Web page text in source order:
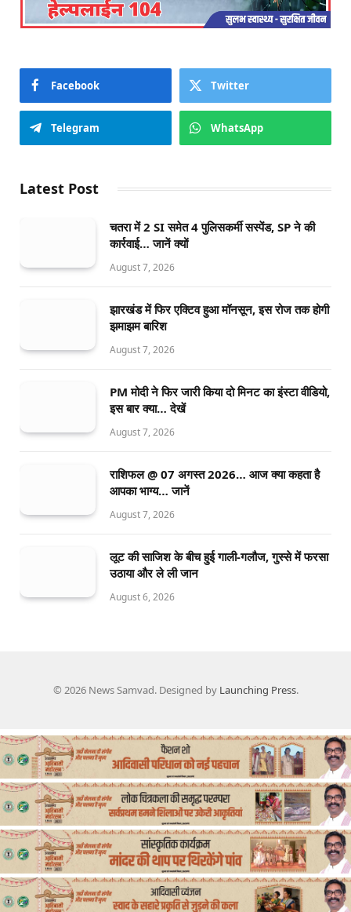
Facebook Twitter
Telegram WhatsApp
Latest Post
चतरा में 2 SI समेत 4 पुलिसकर्मी सस्पेंड, SP ने की
कार्रवाई… जानें क्यों
August 7, 2026
झारखंड में फिर एक्टिव हुआ मॉनसून, इस रोज तक होगी
झमाझम बारिश
August 7, 2026
PM मोदी ने फिर जारी किया दो मिनट का इंस्टा वीडियो,
इस बार क्या… देखें
August 7, 2026
राशिफल @ 07 अगस्त 2026… आज क्या कहता है
आपका भाग्य… जानें
August 7, 2026
लूट की साजिश के बीच हुई गाली-गलौज, गुस्से में फरसा
उठाया और ले ली जान
August 6, 2026
© 2026 News Samvad. Designed by Launching Press.